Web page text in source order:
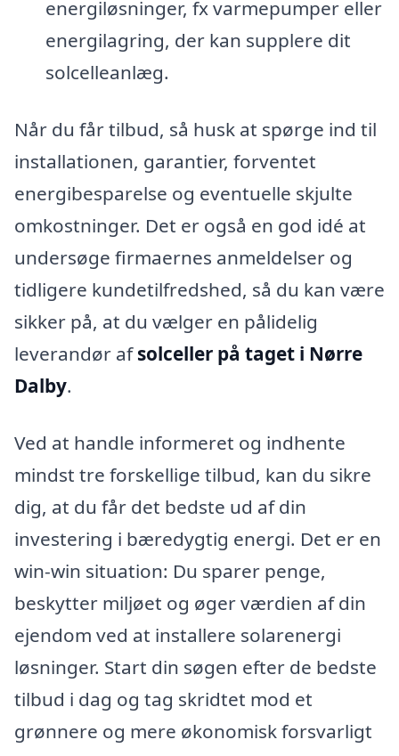
energiløsninger, fx varmepumper eller
energilagring, der kan supplere dit
solcelleanlæg.
Når du får tilbud, så husk at spørge ind til
installationen, garantier, forventet
energibesparelse og eventuelle skjulte
omkostninger. Det er også en god idé at
undersøge firmaernes anmeldelser og
tidligere kundetilfredshed, så du kan være
sikker på, at du vælger en pålidelig
leverandør afsolceller på taget i Nørre
Dalby.
Ved at handle informeret og indhente
mindst tre forskellige tilbud, kan du sikre
dig, at du får det bedste ud af din
investering i bæredygtig energi. Det er en
win-win situation: Du sparer penge,
beskytter miljøet og øger værdien af din
ejendom ved at installere solarenergi
løsninger. Start din søgen efter de bedste
tilbud i dag og tag skridtet mod et
grønnere og mere økonomisk forsvarligt